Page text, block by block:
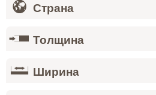
Страна
Толщина
Ширина